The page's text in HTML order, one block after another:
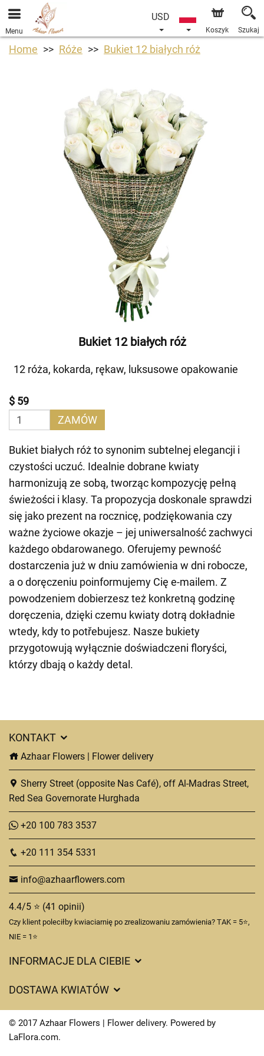
Menu
USD
Koszyk Szukaj
Home Róże Bukiet 12 białych róż
Bukiet 12 białych róż
12 róża, kokarda, rękaw, luksusowe opakowanie
$ 59
ZAMÓW
Bukiet białych róż to synonim subtelnej elegancji i
czystości uczuć. Idealnie dobrane kwiaty
harmonizują ze sobą, tworząc kompozycję pełną
świeżości i klasy. Ta propozycja doskonale sprawdzi
się jako prezent na rocznicę, podziękowania czy
ważne życiowe okazje – jej uniwersalność zachwyci
każdego obdarowanego. Oferujemy pewność
dostarczenia już w dniu zamówienia w dni robocze,
a o doręczeniu poinformujemy Cię e-mailem. Z
powodzeniem dobierzesz też konkretną godzinę
doręczenia, dzięki czemu kwiaty dotrą dokładnie
wtedy, kdy to potřebujesz. Nasze bukiety
przygotowują wyłącznie doświadczeni floryści,
którzy dbają o każdy detal.
KONTAKT
Azhaar Flowers | Flower delivery
Sherry Street (opposite Nas Café), off Al-Madras Street,
Red Sea Governorate Hurghada
+20 100 783 3537
+20 111 354 5331
info@azhaarflowers.com
4.4/5 ⭐ (41 opinii)
Czy klient poleciłby kwiaciarnię po zrealizowaniu zamówienia? TAK = 5⭐,
NIE = 1⭐
INFORMACJE DLA CIEBIE
DOSTAWA KWIATÓW
Ciasteczka
Kontakt
© 2017 Azhaar Flowers | Flower delivery. Powered by
LaFlora.com.